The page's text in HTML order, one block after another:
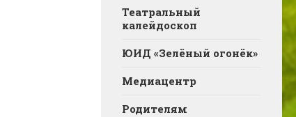
Театральный
калейдоскоп
ЮИД «Зелёный огонёк»
Медиацентр
Родителям